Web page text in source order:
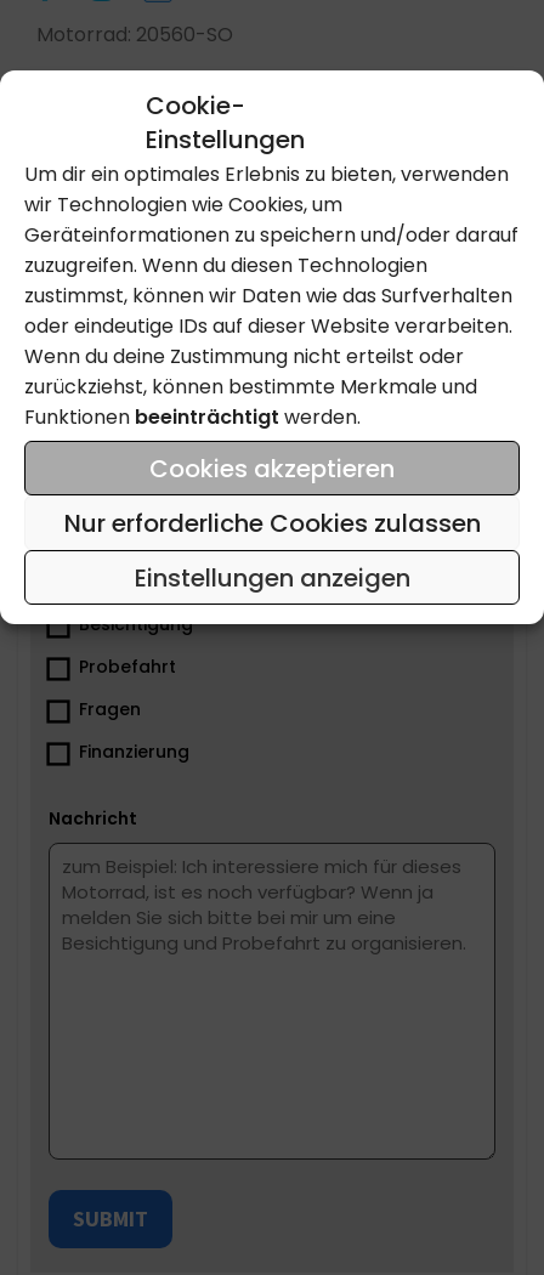
Cookie-
Einstellungen
Um dir ein optimales Erlebnis zu bieten, verwenden
wir Technologien wie Cookies, um
Geräteinformationen zu speichern und/oder darauf
zuzugreifen. Wenn du diesen Technologien
zustimmst, können wir Daten wie das Surfverhalten
oder eindeutige IDs auf dieser Website verarbeiten.
Wenn du deine Zustimmung nicht erteilst oder
zurückziehst, können bestimmte Merkmale und
Funktionen beeinträchtigt werden.
Cookies akzeptieren
Nur erforderliche Cookies zulassen
Einstellungen anzeigen
Motorrad: 20560-SO
Kontakt Aufnehmen
Anrufen
Name
Email
Tel
Was ist dir wichtig?
Besichtigung
Probefahrt
Fragen
Finanzierung
Nachricht
SUBMIT